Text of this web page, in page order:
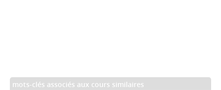
mots-clés associés aux cours similaires